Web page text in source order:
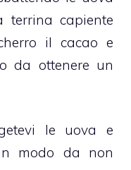
terrina capiente
il cacao e
da ottenere un
le uova e
modo da non